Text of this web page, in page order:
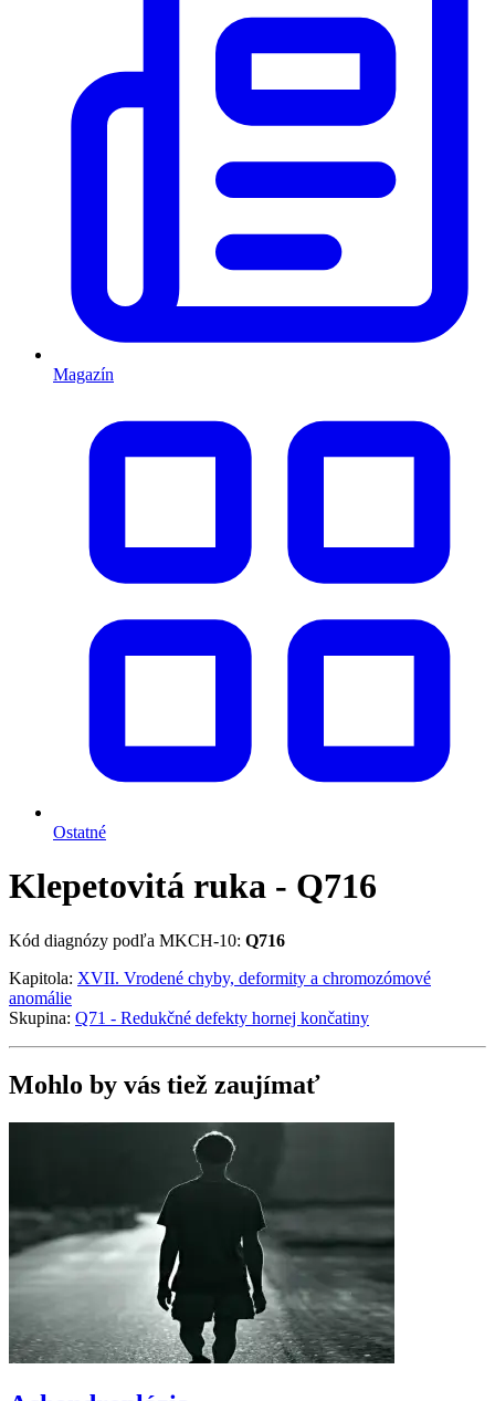
Magazín
Ostatné
Klepetovitá ruka - Q716
Kód diagnózy podľa MKCH-10: Q716
Kapitola: XVII. Vrodené chyby, deformity a chromozómové
anomálie
Skupina: Q71 - Redukčné defekty hornej končatiny
Mohlo by vás tiež zaujímať